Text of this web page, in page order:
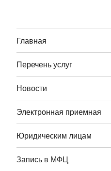
Главная
Перечень услуг
Новости
Электронная приемная
Юридическим лицам
Запись в МФЦ